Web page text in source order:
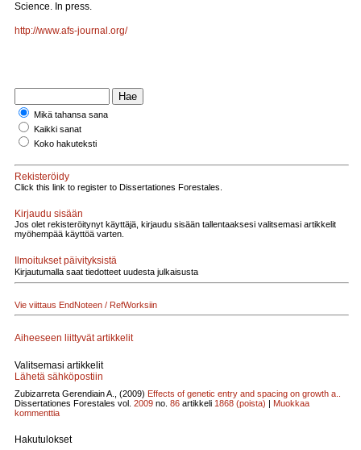
Science. In press.
http://www.afs-journal.org/
Mikä tahansa sana
Kaikki sanat
Koko hakuteksti
Rekisteröidy
Click this link to register to Dissertationes Forestales.
Kirjaudu sisään
Jos olet rekisteröitynyt käyttäjä, kirjaudu sisään tallentaaksesi valitsemasi artikkelit
myöhempää käyttöä varten.
Ilmoitukset päivityksistä
Kirjautumalla saat tiedotteet uudesta julkaisusta
Vie viittaus EndNoteen / RefWorksiin
Aiheeseen liittyvät artikkelit
Valitsemasi artikkelit
Lähetä sähköpostiin
Zubizarreta Gerendiain A., (2009) Effects of genetic entry and spacing on growth a..
Dissertationes Forestales vol. 2009 no. 86 artikkeli 1868 (poista) | Muokkaa
kommenttia
Hakutulokset